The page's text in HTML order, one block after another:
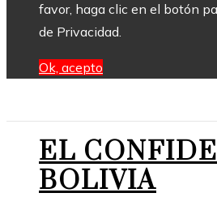
favor, haga clic en el botón
de Privacidad.
Ok, acepto
EL
BOLIVIA